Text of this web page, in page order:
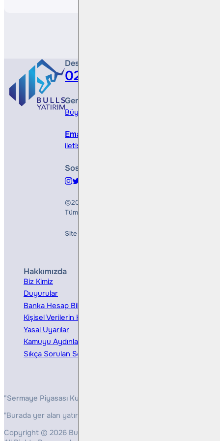
Destek Hattı
0212 410 0500
Genel Müdürlük
Büyükdere Cad. No 173, 1. Levent Plaza, B
Email
iletisim@bullsyatirim.com
Sosyal Medya
©2026
Tüm Hakları Saklıdır
Site Creation & Technology by
Hakkımızda
Biz Kimiz
Duyurular
Banka Hesap Bilgileri
Kişisel Verilerin Korunması
Yasal Uyarılar
Kamuyu Aydınlatma
Sıkça Sorulan Sorular
"Sermaye Piyasası Kurulunun, Yatırım Hizmetleri ve
"Burada yer alan yatırım bilgi, yorum ve tavsiyeleri yatırım
Copyright © 2026 Bulls Yatırım Menkul Değerler